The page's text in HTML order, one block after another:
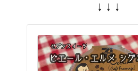
↓↓↓